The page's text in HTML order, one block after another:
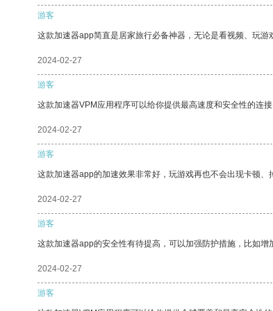
游客
这款加速器app简直是居家旅行必备神器，无论是看视频、玩
2024-02-27
游客
这款加速器VPM应用程序可以给你提供最高速度和安全性的连
2024-02-27
游客
这款加速器app的加速效果非常好，玩游戏再也不会出现卡顿
2024-02-27
游客
这款加速器app的安全性有待提高，可以加强防护措施，比如增
2024-02-27
游客